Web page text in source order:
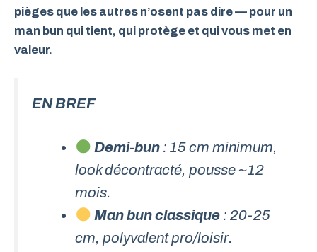
pièges que les autres n’osent pas dire — pour un
man bun qui tient, qui protège et qui vous met en
valeur.
EN BREF
Demi-bun : 15 cm minimum,
look décontracté, pousse ~12
mois.
Man bun classique : 20-25
cm, polyvalent pro/loisir.